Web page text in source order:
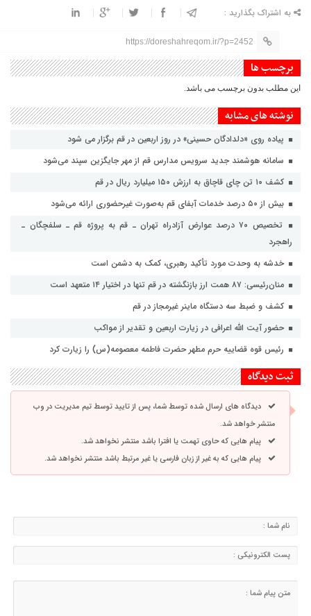
به اشتراک بگذارید :
https://doreshahreqom.ir/?p=2452
برچسب ها
این مطلب بدون برچسب می باشد.
نوشته های مشابه
پیاده روی «دلدادگان حسینی» در روز اربعین در قم برگزار می شود
سامانه هوشمند جدید سرویس مدارس قم از مهر جایگزین سپند می‌شود
کشف ۱۰ تن چای قاچاق به ارزش ۱۵۰ میلیارد ریال در قم
بیش از ۵۰ درصد خدمات آبفای قم به‌صورت غیرحضوری ارائه می‌شود
تخصیص ۷۰ درصد عوارض آزادراه تهران ـ قم به پروژه قم ـ سلفچگان ـ
راهجرد
خدشه به وحدت مورد تأکید رهبری، کمک به دشمن است
منان‌رئیسی: ۸۷ همت ارز بازنگشته در قم تنها در اختیار ۱۴ متعهد است
کشف و ضبط سه دستگاه ماینر غیرمجاز در قم
حضور آیت الله اعرافی در زیارت اربعین و تقدیر از مواکب
رئیس قوه قضاییه حرم مطهر حضرت فاطمه معصومه(س) را زیارت کرد
ثبت دیدگاه
دیدگاه های ارسال شده توسط شما، پس از تایید توسط تیم مدیریت در وب
منتشر خواهد شد.
پیام هایی که حاوی تهمت یا افترا باشد منتشر نخواهد شد.
پیام هایی که به غیر از زبان فارسی یا غیر مرتبط باشد منتشر نخواهد شد.